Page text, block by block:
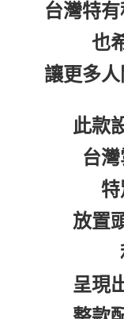
每筆NT$60，滿
順豐快遞宅配
付款後門市自取
台灣特
也
讓更多
此款
台
特
放置
呈現